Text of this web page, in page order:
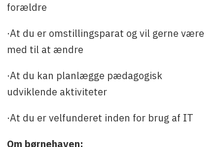
forældre
·At du er omstillingsparat og vil gerne være
med til at ændre
·At du kan planlægge pædagogisk
udviklende aktiviteter
·At du er velfunderet inden for brug af IT
Om børnehaven: